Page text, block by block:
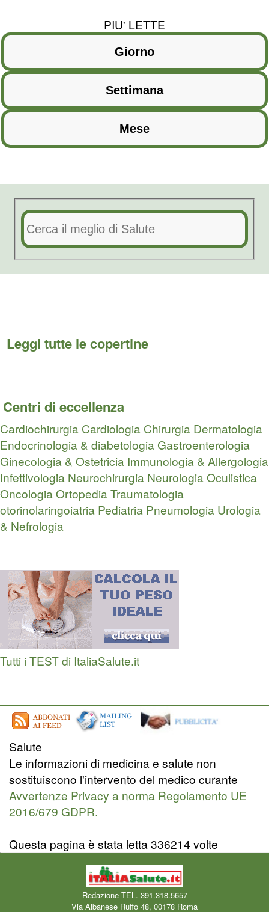
PIU' LETTE
Leggi tutte le copertine
Centri di eccellenza
Cardiochirurgia Cardiologia Chirurgia Dermatologia
Endocrinologia & diabetologia Gastroenterologia
Ginecologia & Ostetricia Immunologia & Allergologia
Infettivologia Neurochirurgia NeurologiaOculistica
OncologiaOrtopedia Traumatologia
otorinolaringoiatria Pediatria Pneumologia Urologia
& Nefrologia
Tutti i TEST di ItaliaSalute.it
Salute
Le informazioni di medicina e salute non
sostituiscono l'intervento del medico curante
Avvertenze Privacy a norma Regolamento UE
2016/679 GDPR.
Questa pagina è stata letta 336214 volte
Redazione TEL. 391.318.5657
Via Albanese Ruffo 48, 00178 Roma